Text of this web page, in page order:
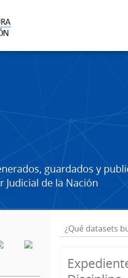
guardados y
Judicial de la Nación